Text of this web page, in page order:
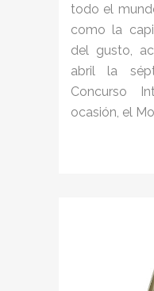
todo el
como la
del gusto,
abril la
Concurso
ocasión, el